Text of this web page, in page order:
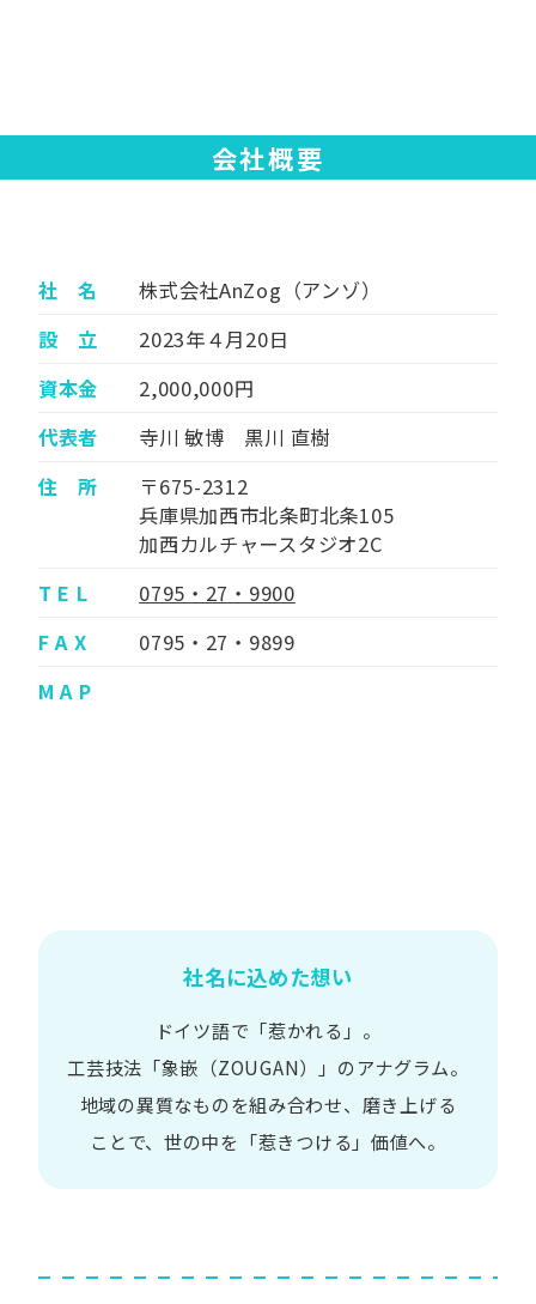
会社概要
社 名
株式会社AnZog（アンゾ）
設 立
2023年４月20日
資本金
2,000,000円
代表者
寺川 敏博 黒川 直樹
住 所
〒675-2312
兵庫県加西市北条町北条105
加西カルチャースタジオ2C
T E L
0795・27・9900
F A X
0795・27・9899
M A P
社名に込めた想い
ドイツ語で​「惹かれる」。
工芸技法​「象嵌​（ZOUGAN）」の​アナグラム。
地域の​異質な​ものを​組み合わせ、 磨き上げる​
ことで、 世の​中を​「惹きつける」価値へ。​